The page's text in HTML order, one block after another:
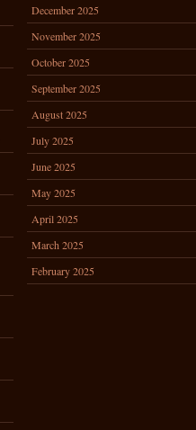
December 2025
November 2025
October 2025
September 2025
August 2025
July 2025
June 2025
May 2025
April 2025
March 2025
February 2025